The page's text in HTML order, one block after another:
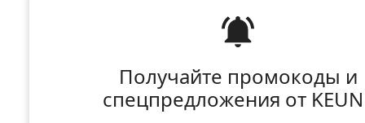
Получайте промокоды и
спецпредложения от